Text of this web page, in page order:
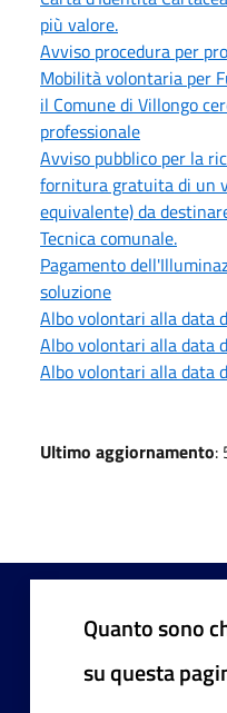
più valore.
Avviso procedura per
Mobilità volontaria per
il Comune di Villongo
professionale
Avviso pubblico per la
fornitura gratuita di un
equivalente) da
Tecnica comunale.
Pagamento
soluzione
Albo volontari alla data
Albo volontari alla data
Albo volontari alla data
Ultimo aggiornamento:
Quanto sono
su questa